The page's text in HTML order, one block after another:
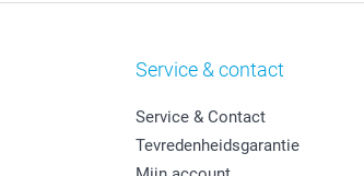
Service & contact
Service & Contact
Tevredenheidsgarantie